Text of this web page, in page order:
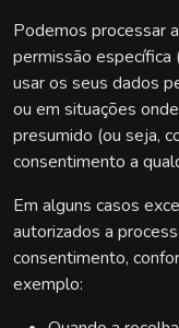
Podemos processar
permissão específica
usar os seus dados
ou em situações
presumido (ou seja,
consentimento a
Em alguns casos
autorizados a
consentimento,
exemplo: